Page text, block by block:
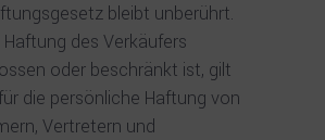
bleibt unberührt.
des Verkäufers
oder beschränkt ist, gilt
die persönliche Haftung von
Vertretern und